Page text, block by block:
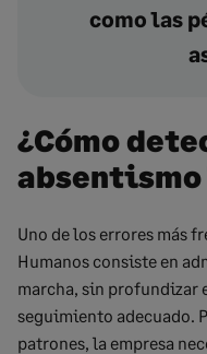
como las
¿Cómo
Uno de los errores más
Humanos consiste en
marcha, sin profundizar
seguimiento adecuado.
patrones, la empresa